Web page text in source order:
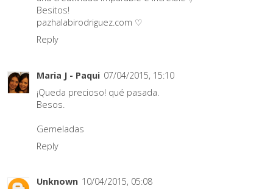
Besitos!
pazhalabirodriguez.com ♡
Reply
Maria J - Paqui 07/04/2015, 15:10
¡Queda precioso! qué pasada.
Besos.
Gemeladas
Reply
Unknown 10/04/2015, 05:08